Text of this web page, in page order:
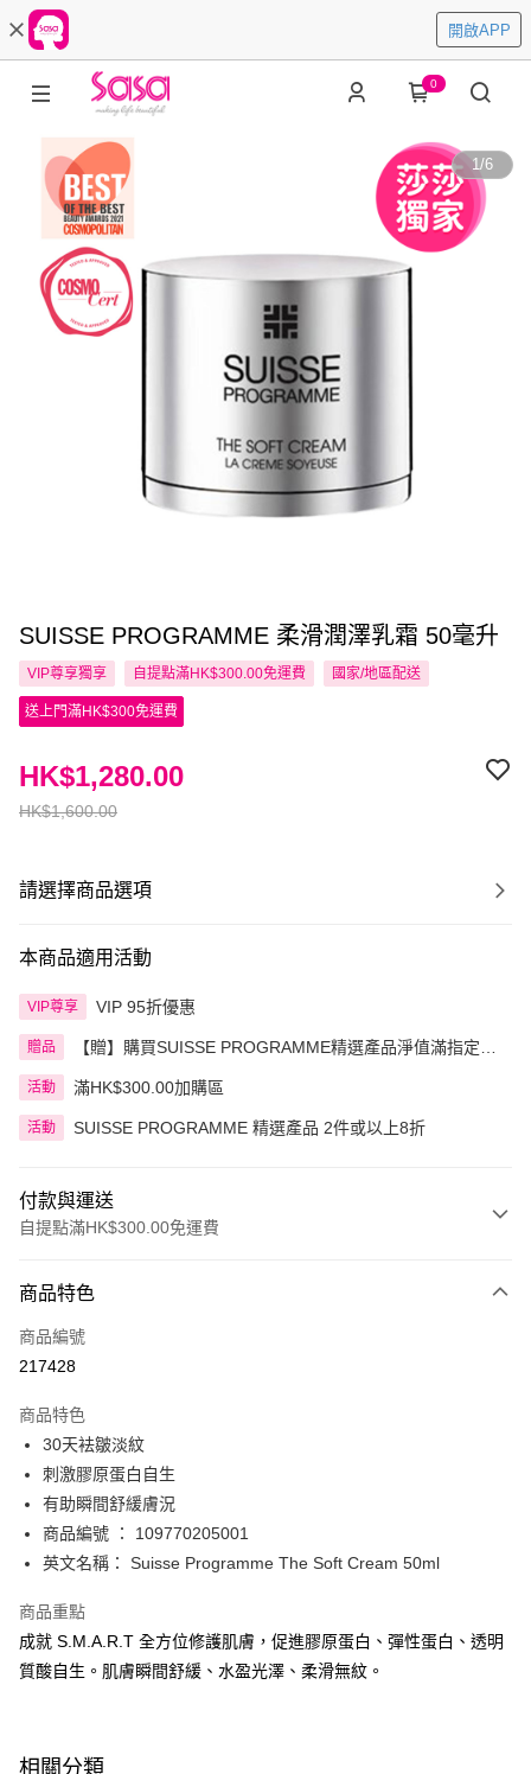
開啟APP
0
1/6
SUISSE PROGRAMME 柔滑潤澤乳霜 50毫升
VIP尊享獨享 自提點滿HK$300.00免運費 國家/地區配送
送上門滿HK$300免運費
HK$1,600.00
HK$1,280.00
請選擇商品選項
本商品適用活動
VIP尊享 VIP 95折優惠
贈品
【贈】購買SUISSE PROGRAMME精選產品淨值滿指定金
活動 滿HK$300.00加購區
活動 SUISSE PROGRAMME 精選產品 2件或以上8折
付款與運送
自提點滿HK$300.00免運費
信用卡
Apple Pay
PayMe
WeChat Pay
BoC Pay
順豐自助櫃 - 確認發貨後1-3個工作天送達
每筆HK$65.00，滿HK$300.00或以上免運費
商品特色
商品編號
217428
商品特色
30天袪皺淡紋
刺激膠原蛋白自生
有助瞬間舒緩膚況
商品編號 ： 109770205001
英文名稱： Suisse Programme The Soft Cream 50ml
商品重點
成就 S.M.A.R.T 全方位修護肌膚，促進膠原蛋白、彈性蛋白、透明
質酸自生。肌膚瞬間舒緩、水盈光澤、柔滑無紋。
相關分類